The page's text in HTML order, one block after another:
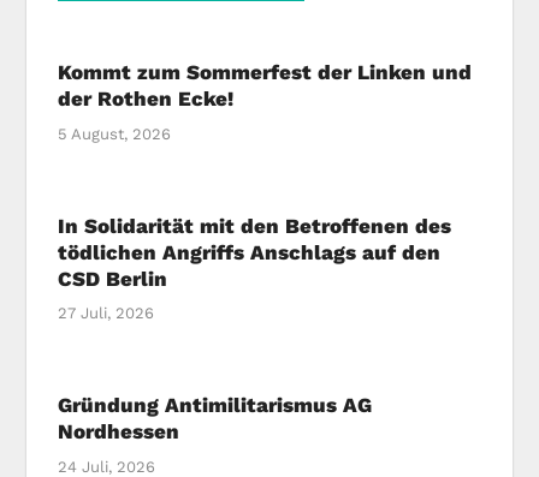
Kommt zum Sommerfest der Linken und
der Rothen Ecke!
5 August, 2026
In Solidarität mit den Betroffenen des
tödlichen Angriffs Anschlags auf den
CSD Berlin
27 Juli, 2026
Gründung Antimilitarismus AG
Nordhessen
24 Juli, 2026